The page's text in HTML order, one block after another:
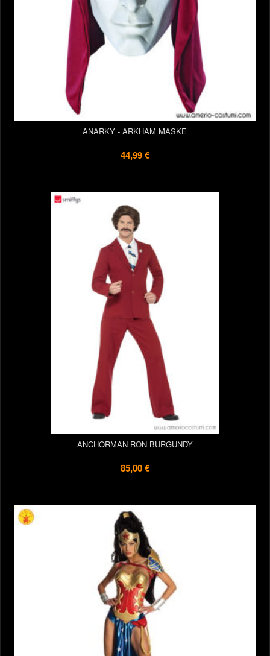
ANARKY - ARKHAM MASKE
44,99 €
ANCHORMAN RON BURGUNDY
85,00 €